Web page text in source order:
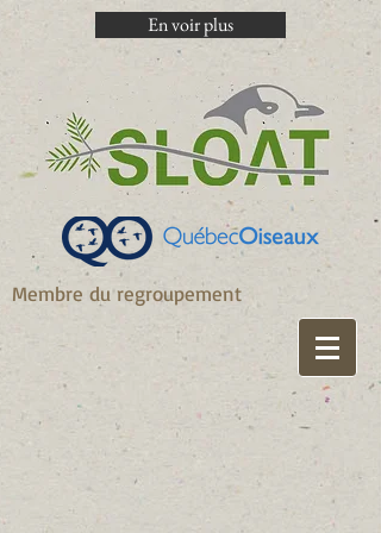
En voir plus
Membre du regroupement